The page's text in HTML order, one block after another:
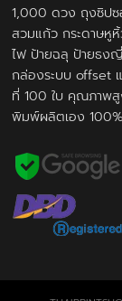
1,000 ดวง ถุงซิปซ
สวมแก้ว กระดาษหู
ไฟ ป้ายฉลุ ป้ายธง
กล่องระบบ offset
ที่ 100 ใบ คุณภาพสู
พิมพ์ผลิตเอง 100%